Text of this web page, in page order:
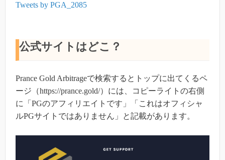
Tweets by PGA_2085
公式サイトはどこ？
Prance Gold Arbitrageで検索するとトップに出てくるペ
ージ（https://prance.gold/）には、コピーライトの右側
に「PGのアフィリエイトです」「これはオフィシャ
ルPGサイトではありません」と記載があります。